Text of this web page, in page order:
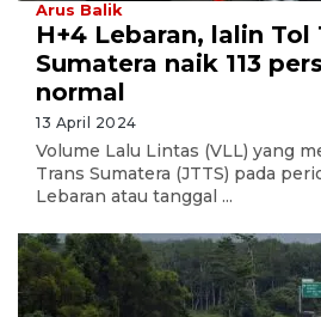
Arus Balik
H+4 Lebaran, lalin Tol
Sumatera naik 113
normal
13 April 2024
Volume Lalu Lintas (VLL) yang
Trans Sumatera (JTTS) pada
Lebaran atau tanggal ...